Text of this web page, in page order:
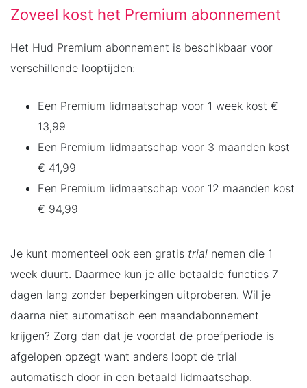
Zoveel kost het Premium abonnement
Het Hud Premium abonnement is beschikbaar voor
verschillende looptijden:
Een Premium lidmaatschap voor 1 week kost €
13,99
Een Premium lidmaatschap voor 3 maanden kost
€ 41,99
Een Premium lidmaatschap voor 12 maanden kost
€ 94,99
Je kunt momenteel ook een gratis trial nemen die 1
week duurt. Daarmee kun je alle betaalde functies 7
dagen lang zonder beperkingen uitproberen. Wil je
daarna niet automatisch een maandabonnement
krijgen? Zorg dan dat je voordat de proefperiode is
afgelopen opzegt want anders loopt de trial
automatisch door in een betaald lidmaatschap.